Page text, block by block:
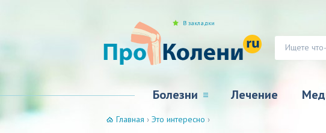
Болезни Лечение
В закладки
Главная › Это интересно ›